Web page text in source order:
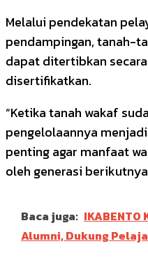
Melalui pendekatan
pendampingan, tanah-
dapat ditertibkan
disertifikatkan.
“Ketika tanah wakaf
pengelolaannya
penting agar manfaat
oleh generasi
Baca juga:
Alumni, Dukung